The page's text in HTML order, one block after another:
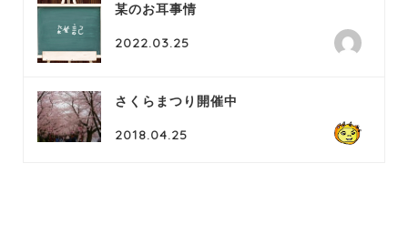
某のお耳事情
2022.03.25
さくらまつり開催中
2018.04.25